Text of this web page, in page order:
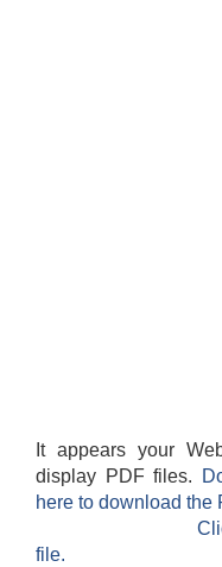
It appears your
display PDF files.
here to download the
file.